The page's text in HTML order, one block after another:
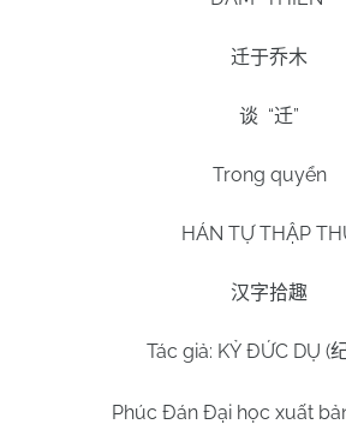
迁于乔木
谈 “迁”
Trong quyển
HÁN TỰ THẬP
汉字拾趣
Tác giả: KỶ ĐỨC DỤ (
Phúc Đán Đại học xuất